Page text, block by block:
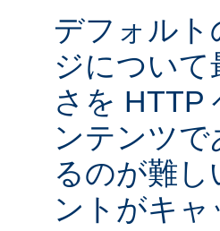
デフォルト
ジについ
さを HTTP
ンテンツ
るのが難
ントがキ